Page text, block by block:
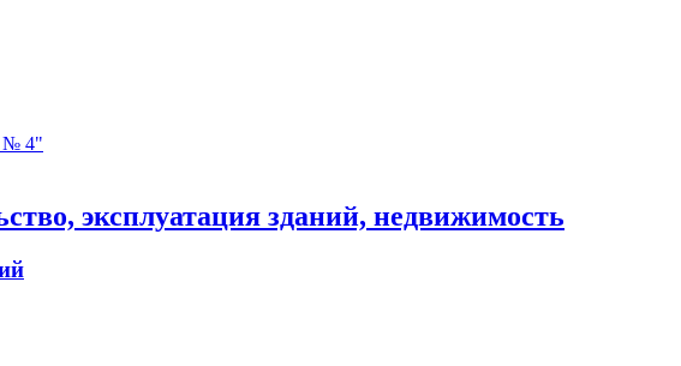
№ 4"
эксплуатация зданий, недвижимость